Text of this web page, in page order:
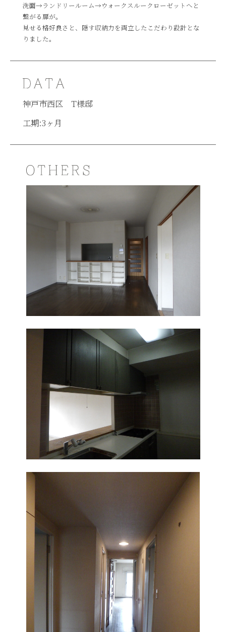
洗面→ランドリールーム→ウォークスルークローゼットへと
繋がる扉が。
見せる格好良さと、隠す収納力を両立したこだわり設計とな
りました。
神戸市西区 T様邸
工期:3ヶ月